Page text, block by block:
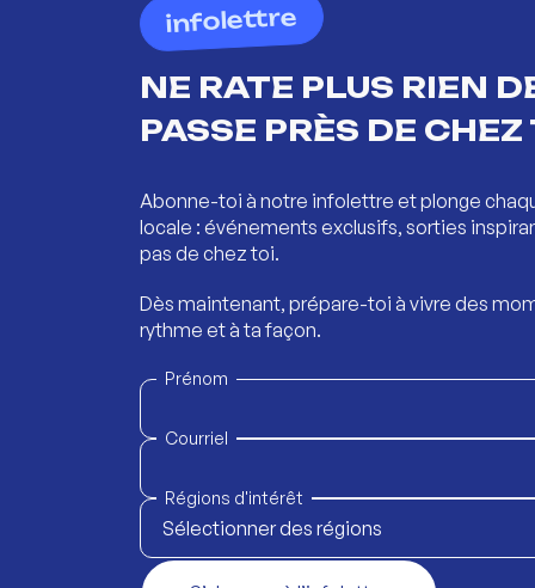
infolettre
NE RATE PLUS RIEN
PASSE PRÈS DE CHEZ
Abonne-toi à notre infolettre et plonge
locale : événements exclusifs, sorties
pas de chez toi.
Dès maintenant, prépare-toi à vivre des
rythme et à ta façon.
Prénom
Courriel
Régions d'intérêt
Sélectionner des régions